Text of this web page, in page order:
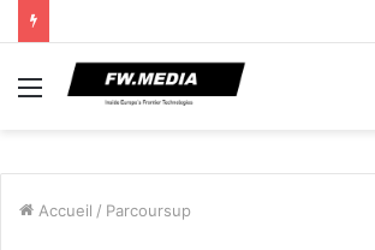
Menu
Accueil / Parcoursup